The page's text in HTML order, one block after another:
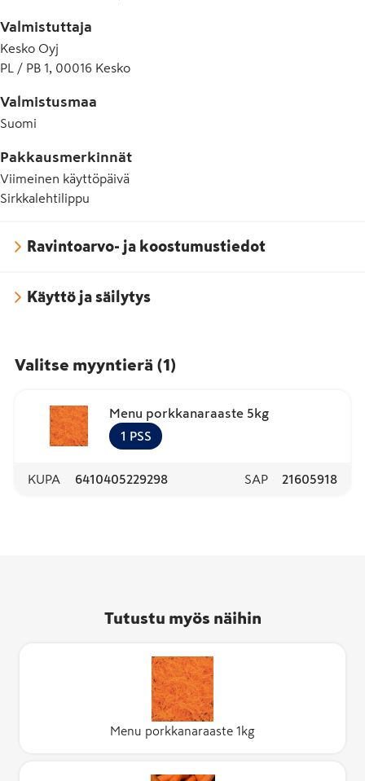
Valmistuttaja
Kesko Oyj
PL / PB 1, 00016 Kesko
Valmistusmaa
Suomi
Pakkausmerkinnät
Viimeinen käyttöpäivä
Sirkkalehtilippu
Ravintoarvo- ja koostumustiedot
Käyttö ja säilytys
Valitse myyntierä (1)
Menu porkkanaraaste 5kg
1 PSS
KUPA 6410405229298 SAP 21605918
Tutustu myös näihin
Menu porkkanaraaste 1kg